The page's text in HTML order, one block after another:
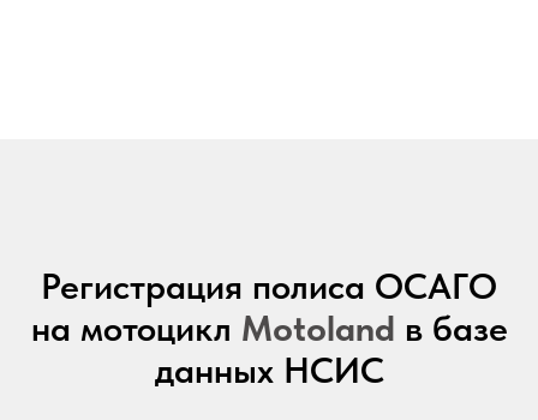
Регистрация полиса ОСАГО
на мотоцикл Motoland в базе
данных НСИС